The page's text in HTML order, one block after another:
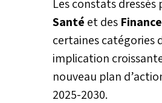
Les constats
Santé et des
certaines catégories
implication
nouveau plan
2025-2030.